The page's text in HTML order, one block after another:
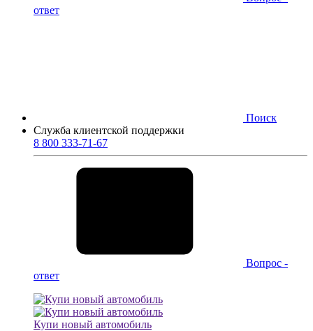
ответ
Поиск
Служба клиентской поддержки
8 800 333-71-67
Вопрос -
ответ
Купи новый автомобиль